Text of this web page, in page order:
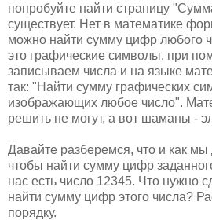
попробуйте найти страницу
существует. Нет в математике
можно найти сумму цифр любого
это графические символы, при
записываем числа и на языке
так: "Найти сумму графических
изображающих любое число".
решить не могут, а вот шаманы -
Давайте разберемся, что и как мы
чтобы найти сумму цифр
нас есть число 12345. Что нужно
найти сумму цифр этого числа?
порядку.